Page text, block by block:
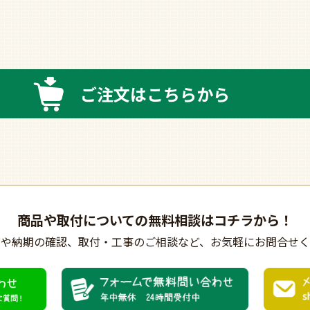
ご注文はこちらから
商品や取付についての無料相談はコチラから！
納期の確認、 取付・工事のご相談など、 お気軽にお問合せ